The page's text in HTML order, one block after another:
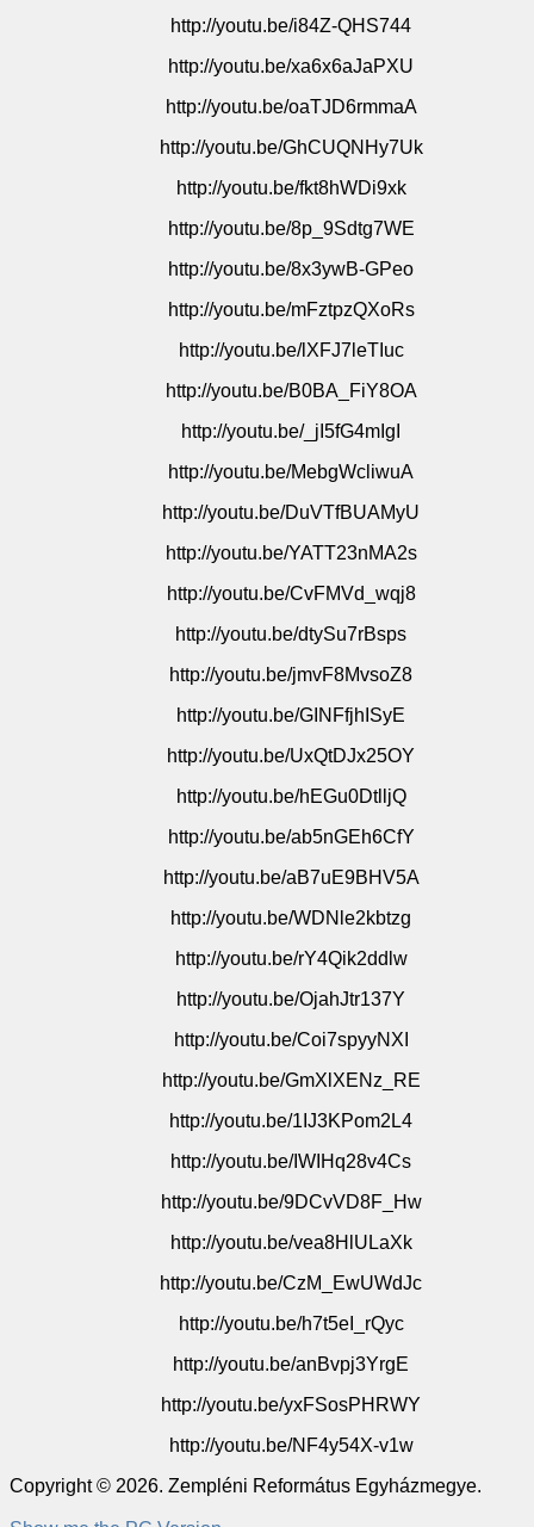
http://youtu.be/i84Z-QHS744
http://youtu.be/xa6x6aJaPXU
http://youtu.be/oaTJD6rmmaA
http://youtu.be/GhCUQNHy7Uk
http://youtu.be/fkt8hWDi9xk
http://youtu.be/8p_9Sdtg7WE
http://youtu.be/8x3ywB-GPeo
http://youtu.be/mFztpzQXoRs
http://youtu.be/lXFJ7leTIuc
http://youtu.be/B0BA_FiY8OA
http://youtu.be/_jI5fG4mIgI
http://youtu.be/MebgWcliwuA
http://youtu.be/DuVTfBUAMyU
http://youtu.be/YATT23nMA2s
http://youtu.be/CvFMVd_wqj8
http://youtu.be/dtySu7rBsps
http://youtu.be/jmvF8MvsoZ8
http://youtu.be/GINFfjhISyE
http://youtu.be/UxQtDJx25OY
http://youtu.be/hEGu0DtlljQ
http://youtu.be/ab5nGEh6CfY
http://youtu.be/aB7uE9BHV5A
http://youtu.be/WDNle2kbtzg
http://youtu.be/rY4Qik2ddlw
http://youtu.be/OjahJtr137Y
http://youtu.be/Coi7spyyNXI
http://youtu.be/GmXlXENz_RE
http://youtu.be/1IJ3KPom2L4
http://youtu.be/IWIHq28v4Cs
http://youtu.be/9DCvVD8F_Hw
http://youtu.be/vea8HlULaXk
http://youtu.be/CzM_EwUWdJc
http://youtu.be/h7t5eI_rQyc
http://youtu.be/anBvpj3YrgE
http://youtu.be/yxFSosPHRWY
http://youtu.be/NF4y54X-v1w
Copyright © 2026. Zempléni Református Egyházmegye.